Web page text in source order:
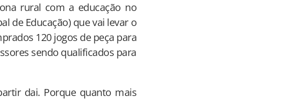
rural com a educação no
de Educação) que vai levar o
120 jogos de peça para
sendo qualificados para
dai. Porque quanto mais